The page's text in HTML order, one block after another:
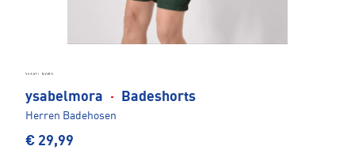
ysabelmora · Badeshorts
Herren Badehosen
€ 29,99